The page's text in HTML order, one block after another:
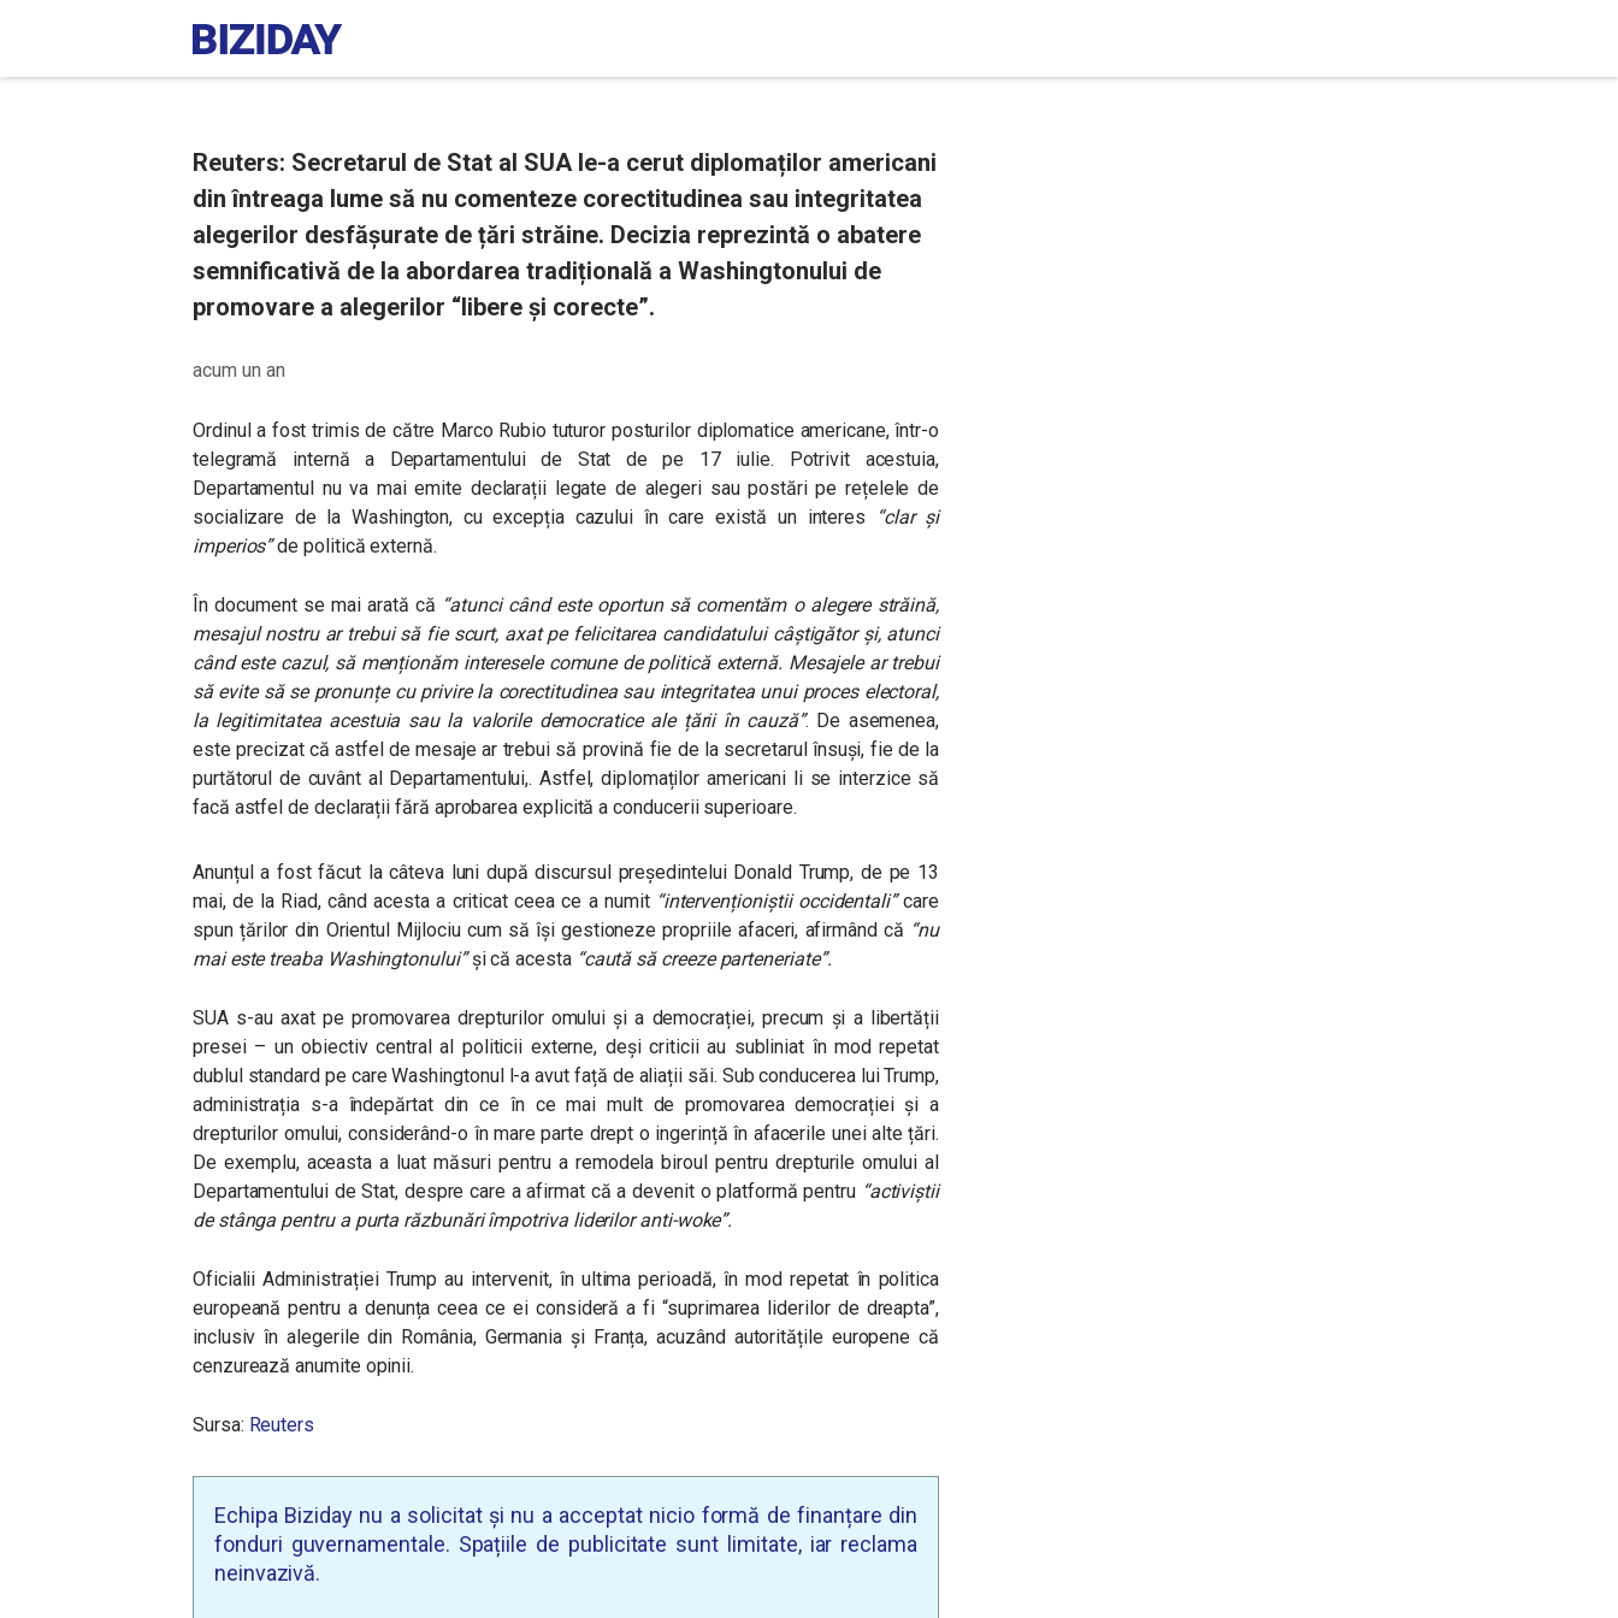
Reuters: Secretarul de Stat al SUA le-a cerut diplomaților americani
din întreaga lume să nu comenteze corectitudinea sau integritatea
alegerilor desfășurate de țări străine. Decizia reprezintă o abatere
semnificativă de la abordarea tradițională a Washingtonului de
promovare a alegerilor “libere și corecte”.
acum un an
Ordinul a fost trimis de către Marco Rubio tuturor posturilor diplomatice americane, într-o
telegramă internă a Departamentului de Stat de pe 17 iulie. Potrivit acestuia,
Departamentul nu va mai emite declarații legate de alegeri sau postări pe rețelele de
socializare de la Washington, cu excepția cazului în care există un interes
“clar și
imperios”de politică externă.
În document se mai arată că “atunci când este oportun să comentăm o alegere străină,
mesajul nostru ar trebui să fie scurt, axat pe felicitarea candidatului câștigător și, atunci
când este cazul, să menționăm interesele comune de politică externă. Mesajele ar trebui
să evite să se pronunțe cu privire la corectitudinea sau integritatea unui proces electoral,
la legitimitatea acestuia sau la valorile democratice ale țării în cauză”. De asemenea,
este precizat că astfel de mesaje ar trebui să provină fie de la secretarul însuși, fie de la
purtătorul de cuvânt al Departamentului,. Astfel, diplomaților americani li se interzice să
facă astfel de declarații fără aprobarea explicită a conducerii superioare.
Anunțul a fost făcut la câteva luni după discursul președintelui Donald Trump, de pe 13
mai, de la Riad, când acesta a criticat ceea ce a numit “intervenționiștii occidentali”care
spun țărilor din Orientul Mijlociu cum să își gestioneze propriile afaceri, afirmând că “nu
mai este treaba Washingtonului”și că acesta “caută să creeze parteneriate”.
SUA s-au axat pe promovarea drepturilor omului și a democrației, precum și a libertății
presei – un obiectiv central al politicii externe, deși criticii au subliniat în mod repetat
dublul standard pe care Washingtonul l-a avut față de aliații săi. Sub conducerea lui Trump,
administrația s-a îndepărtat din ce în ce mai mult de promovarea democrației și a
drepturilor omului, considerând-o în mare parte drept o ingerință în afacerile unei alte țări.
De exemplu, aceasta a luat măsuri pentru a remodela biroul pentru drepturile omului al
Departamentului de Stat, despre care a afirmat că a devenit o platformă pentru “activiștii
de stânga pentru a purta răzbunări împotriva liderilor anti-woke”.
Oficialii Administrației Trump au intervenit, în ultima perioadă, în mod repetat în politica
europeană pentru a denunța ceea ce ei consideră a fi “suprimarea liderilor de dreapta”,
inclusiv în alegerile din România, Germania și Franța, acuzând autoritățile europene că
cenzurează anumite opinii.
Sursa: Reuters
Echipa Biziday nu a solicitat și nu a acceptat nicio formă de finanțare din
fonduri guvernamentale. Spațiile de publicitate sunt limitate, iar reclama
neinvazivă.